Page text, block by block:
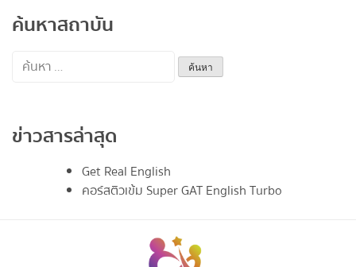
ค้นหาสถาบัน
ค้นหา
ข่าวสารล่าสุด
Get Real English
คอร์สติวเข้ม Super GAT English Turbo